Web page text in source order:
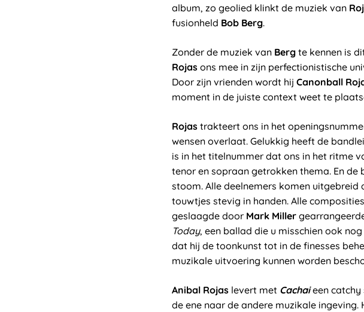
album, zo geolied klinkt de muziek van
fusionheld Bob Berg.
Zonder de muziek van Berg te kennen is
Rojas ons mee in zijn perfectionistische
Door zijn vrienden wordt hij Canonball
moment in de juiste context weet te
Rojas trakteert ons in het
wensen overlaat. Gelukkig heeft de
is in het titelnummer dat ons in het ritme
tenor en sopraan getrokken thema. En
stoom. Alle deelnemers komen
touwtjes stevig in handen. Alle
geslaagde door Mark Miller
Today, een ballad die u misschien ook
dat hij de toonkunst tot in de finesses
muzikale uitvoering kunnen worden
Anibal Rojas levert met Cachaieen catchy
de ene naar de andere muzikale